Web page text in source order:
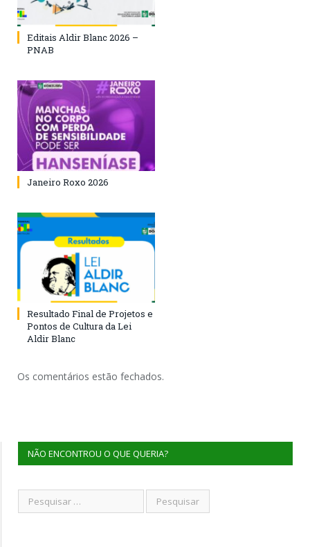
Editais Aldir Blanc 2026 –
PNAB
Janeiro Roxo 2026
Resultado Final de Projetos e
Pontos de Cultura da Lei
Aldir Blanc
Os comentários estão fechados.
NÃO ENCONTROU O QUE QUERIA?